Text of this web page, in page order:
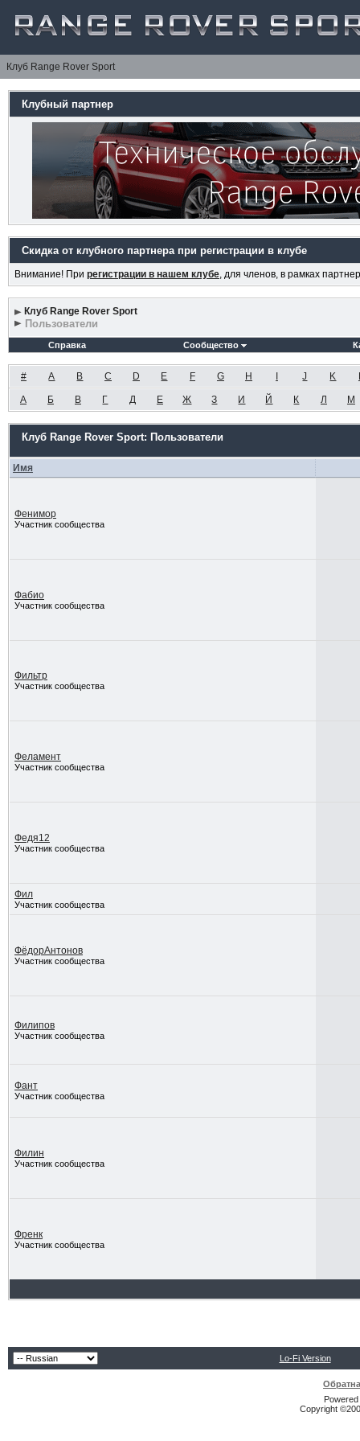
Клуб Range Rover Sport
Клубный партнер
Скидка от клубного партнера при регистрации в клубе
Внимание! При регистрации в нашем клубе, для членов, в рамках
Клуб Range Rover Sport
Пользователи
Справка Сообщество
# A B C D E F G H J K
А Б В Г Д Е Ж З И Й К Л М
Клуб Range Rover Sport: Пользователи
Имя
Фенимор
Участник сообщества
Фабио
Участник сообщества
Фильтр
Участник сообщества
Феламент
Участник сообщества
Федя12
Участник сообщества
Фил
Участник сообщества
ФёдорАнтонов
Участник сообщества
Филипов
Участник сообщества
Фант
Участник сообщества
Филин
Участник сообщества
Френк
Участник сообщества
Lo-Fi Version
Copyright